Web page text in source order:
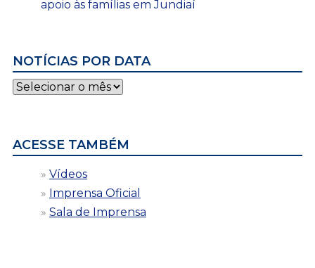
apoio às famílias em Jundiaí
NOTÍCIAS POR DATA
Notícias
por
ACESSE TAMBÉM
Vídeos
Imprensa Oficial
Sala de Imprensa